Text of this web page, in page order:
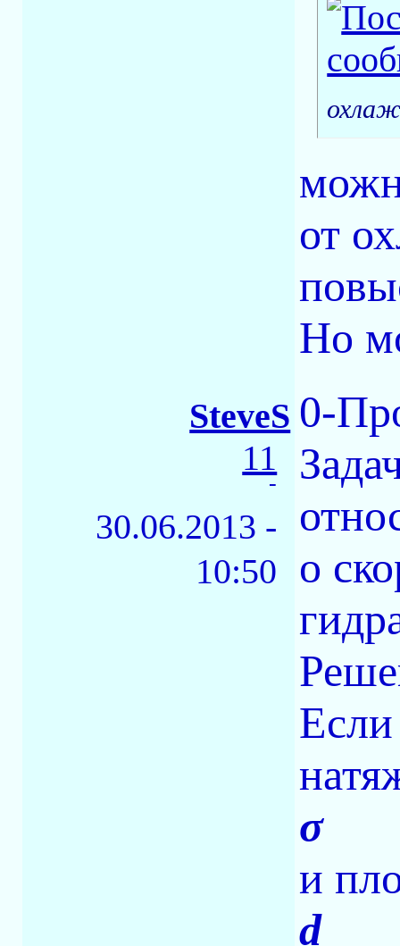
от
Но
SteveS
11
-
30.06.2013 -
10:50
0-
о
σ
и
d